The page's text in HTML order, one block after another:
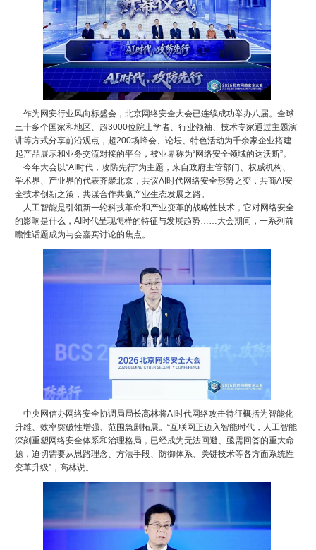
作为网安行业风向标盛会，北京网络安全大会已连续成功举办八届。全球
三十多个国家和地区、超3000位院士学者、行业领袖、技术专家通过主题演
讲等方式分享前沿观点，超200场峰会、论坛、特色活动为千余家企业搭建
起产品展示和业务交流对接的平台，被业界称为“网络安全领域的达沃斯”。
今年大会以“AI时代，攻防先行”为主题，来自政府主管部门、权威机构、
学术界、产业界的代表齐聚北京，共议AI时代网络安全形势之变，共商AI安
全技术创新之策，共谋合作共赢产业生态发展之路。
人工智能是引领新一轮科技革命和产业变革的战略性技术，它对网络安全
的影响是什么，AI时代呈现怎样的特征与发展趋势……大会期间，一系列前
瞻性话题成为与会嘉宾讨论的焦点。
中央网信办网络安全协调局局长高林将AI时代网络攻击特征概括为智能化
升维、效率突破性增强、范围急剧拓展。“互联网正迈入智能时代，人工智能
深刻重塑网络安全体系和治理格局，已经成为无法回避、亟需回答的重大命
题，迫切需要从思路理念、方法手段、防御体系、关键技术等各方面系统性
变革升级”，高林说。